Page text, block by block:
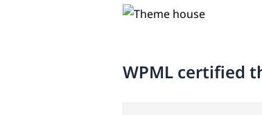
WPML certified